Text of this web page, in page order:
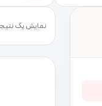
نمایش یک